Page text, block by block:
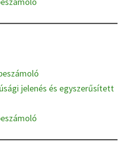
jelenés és egyszerűsített